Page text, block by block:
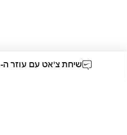
שיחת צ'אט עם עוזר ה-AI שלנו